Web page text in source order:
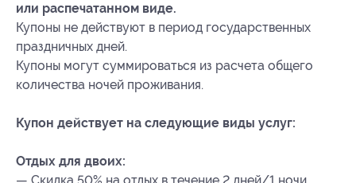
или распечатанном виде.
Купоны не действуют в период государственных
праздничных дней.
Купоны могут суммироваться из расчета общего
количества ночей проживания.
Купон действует на следующие виды услуг:
Отдых для двоих: